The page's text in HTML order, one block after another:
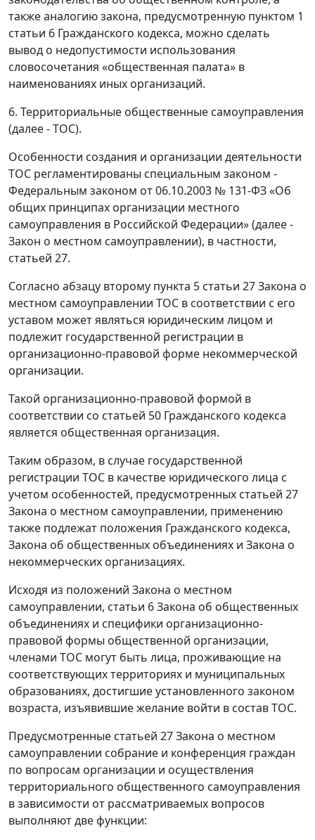
также аналогию закона, предусмотренную пунктом 1
статьи 6 Гражданского кодекса, можно сделать
вывод о недопустимости использования
словосочетания «общественная палата» в
наименованиях иных организаций.
6. Территориальные общественные самоуправления
(далее - ТОС).
Особенности создания и организации деятельности
ТОС регламентированы специальным законом -
Федеральным законом от 06.10.2003 № 131-ФЗ «Об
общих принципах организации местного
самоуправления в Российской Федерации» (далее -
Закон о местном самоуправлении), в частности,
статьей 27.
Согласно абзацу второму пункта 5 статьи 27 Закона о
местном самоуправлении ТОС в соответствии с его
уставом может являться юридическим лицом и
подлежит государственной регистрации в
организационно-правовой форме некоммерческой
организации.
Такой организационно-правовой формой в
соответствии со статьей 50 Гражданского кодекса
является общественная организация.
Таким образом, в случае государственной
регистрации ТОС в качестве юридического лица с
учетом особенностей, предусмотренных статьей 27
Закона о местном самоуправлении, применению
также подлежат положения Гражданского кодекса,
Закона об общественных объединениях и Закона о
некоммерческих организациях.
Исходя из положений Закона о местном
самоуправлении, статьи 6 Закона об общественных
объединениях и специфики организационно-
правовой формы общественной организации,
членами ТОС могут быть лица, проживающие на
соответствующих территориях и муниципальных
образованиях, достигшие установленного законом
возраста, изъявившие желание войти в состав ТОС.
Предусмотренные статьей 27 Закона о местном
самоуправлении собрание и конференция граждан
по вопросам организации и осуществления
территориального общественного самоуправления
в зависимости от рассматриваемых вопросов
выполняют две функции: